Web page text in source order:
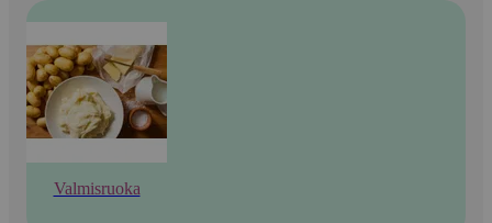
Valmisruoka